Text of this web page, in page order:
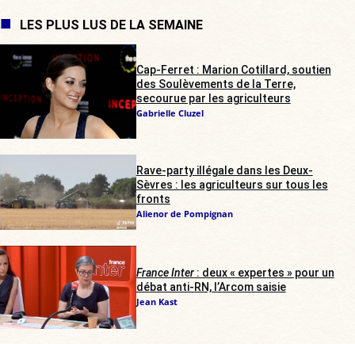
LES PLUS LUS DE LA SEMAINE
Cap-Ferret : Marion Cotillard, soutien
des Soulèvements de la Terre,
secourue par les agriculteurs
Gabrielle Cluzel
Rave-party illégale dans les Deux-
Sèvres : les agriculteurs sur tous les
fronts
Alienor de Pompignan
France Inter: deux « expertes » pour un
débat anti-RN, l’Arcom saisie
Jean Kast